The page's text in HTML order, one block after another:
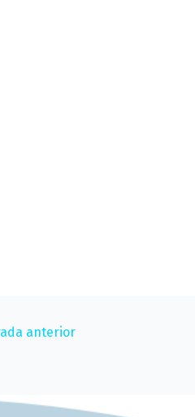
anterior